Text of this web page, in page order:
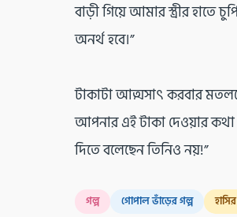
বাড়ী গিয়ে আমার স্ত্রীর হাতে
অনর্থ হবে।”
টাকাটা আত্মসাৎ করবার
আপনার এই টাকা দেওয়ার কথা
দিতে বলেছেন তিনিও নয়!”
গল্প গোপাল ভাঁড়ের গল্প